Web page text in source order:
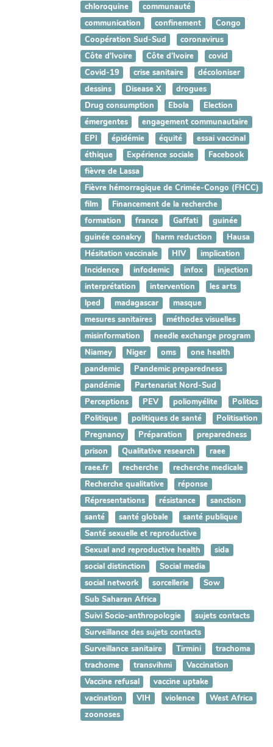
chloroquine
communauté
communication
confinement
Congo
Coopération Sud-Sud
coronavirus
Côte d'Ivoire
Côte d’Ivoire
covid
Covid-19
crise sanitaire
décoloniser
dessins
Disease X
drogues
Drug consumption
Ebola
Election
émergentes
engagement communautaire
EPI
épidémie équité
essai vaccinal
éthique
Expérience sociale
Facebook
fièvre de Lassa
Fièvre hémorragique de Crimée-Congo (FHCC)
film
Financement de la recherche
formation
france Gaffati
guinée
guinée conakry
harm reduction
Hausa
Hésitation vaccinale
HIV
implication
Incidence
infodemic infox
injection
interprétation
intervention
les arts
lped
madagascar
masque
mesures sanitaires
méthodes visuelles
misinformation
needle exchange program
Niamey
Niger oms
one health
pandemic
Pandemic preparedness
pandémie
Partenariat Nord-Sud
Perceptions
PEV poliomyélite
Politics
Politique
politiques de santé
Politisation
Pregnancy
Préparation
preparedness
prison
Qualitative research
raee
raee.fr
recherche
recherche medicale
Recherche qualitative
réponse
Répresentations
résistance
sanction
santé
santé globale
santé publique
Santé sexuelle et reproductive
Sexual and reproductive health
sida
social distinction
Social media
social network
sorcellerie
Sow
Sub Saharan Africa
Suivi Socio-anthropologie
sujets contacts
Surveillance des sujets contacts
Surveillance sanitaire
Tirmini
trachoma
trachome
transvihmi
Vaccination
Vaccine refusal
vaccine uptake
vacination
VIH violence
West Africa
zoonoses